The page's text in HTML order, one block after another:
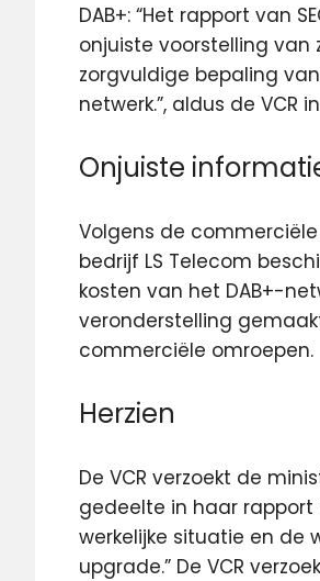
DAB+: “Het rapport van
onjuiste voorstelling van
zorgvuldige bepaling
netwerk.”, aldus de
Onjuiste
Volgens de
bedrijf LS Telecom
kosten van het DAB+-
veronderstelling
commerciële omroepen.
Herzien
De VCR verzoekt de
gedeelte in haar rapport
werkelijke situatie en de
upgrade.” De VCR